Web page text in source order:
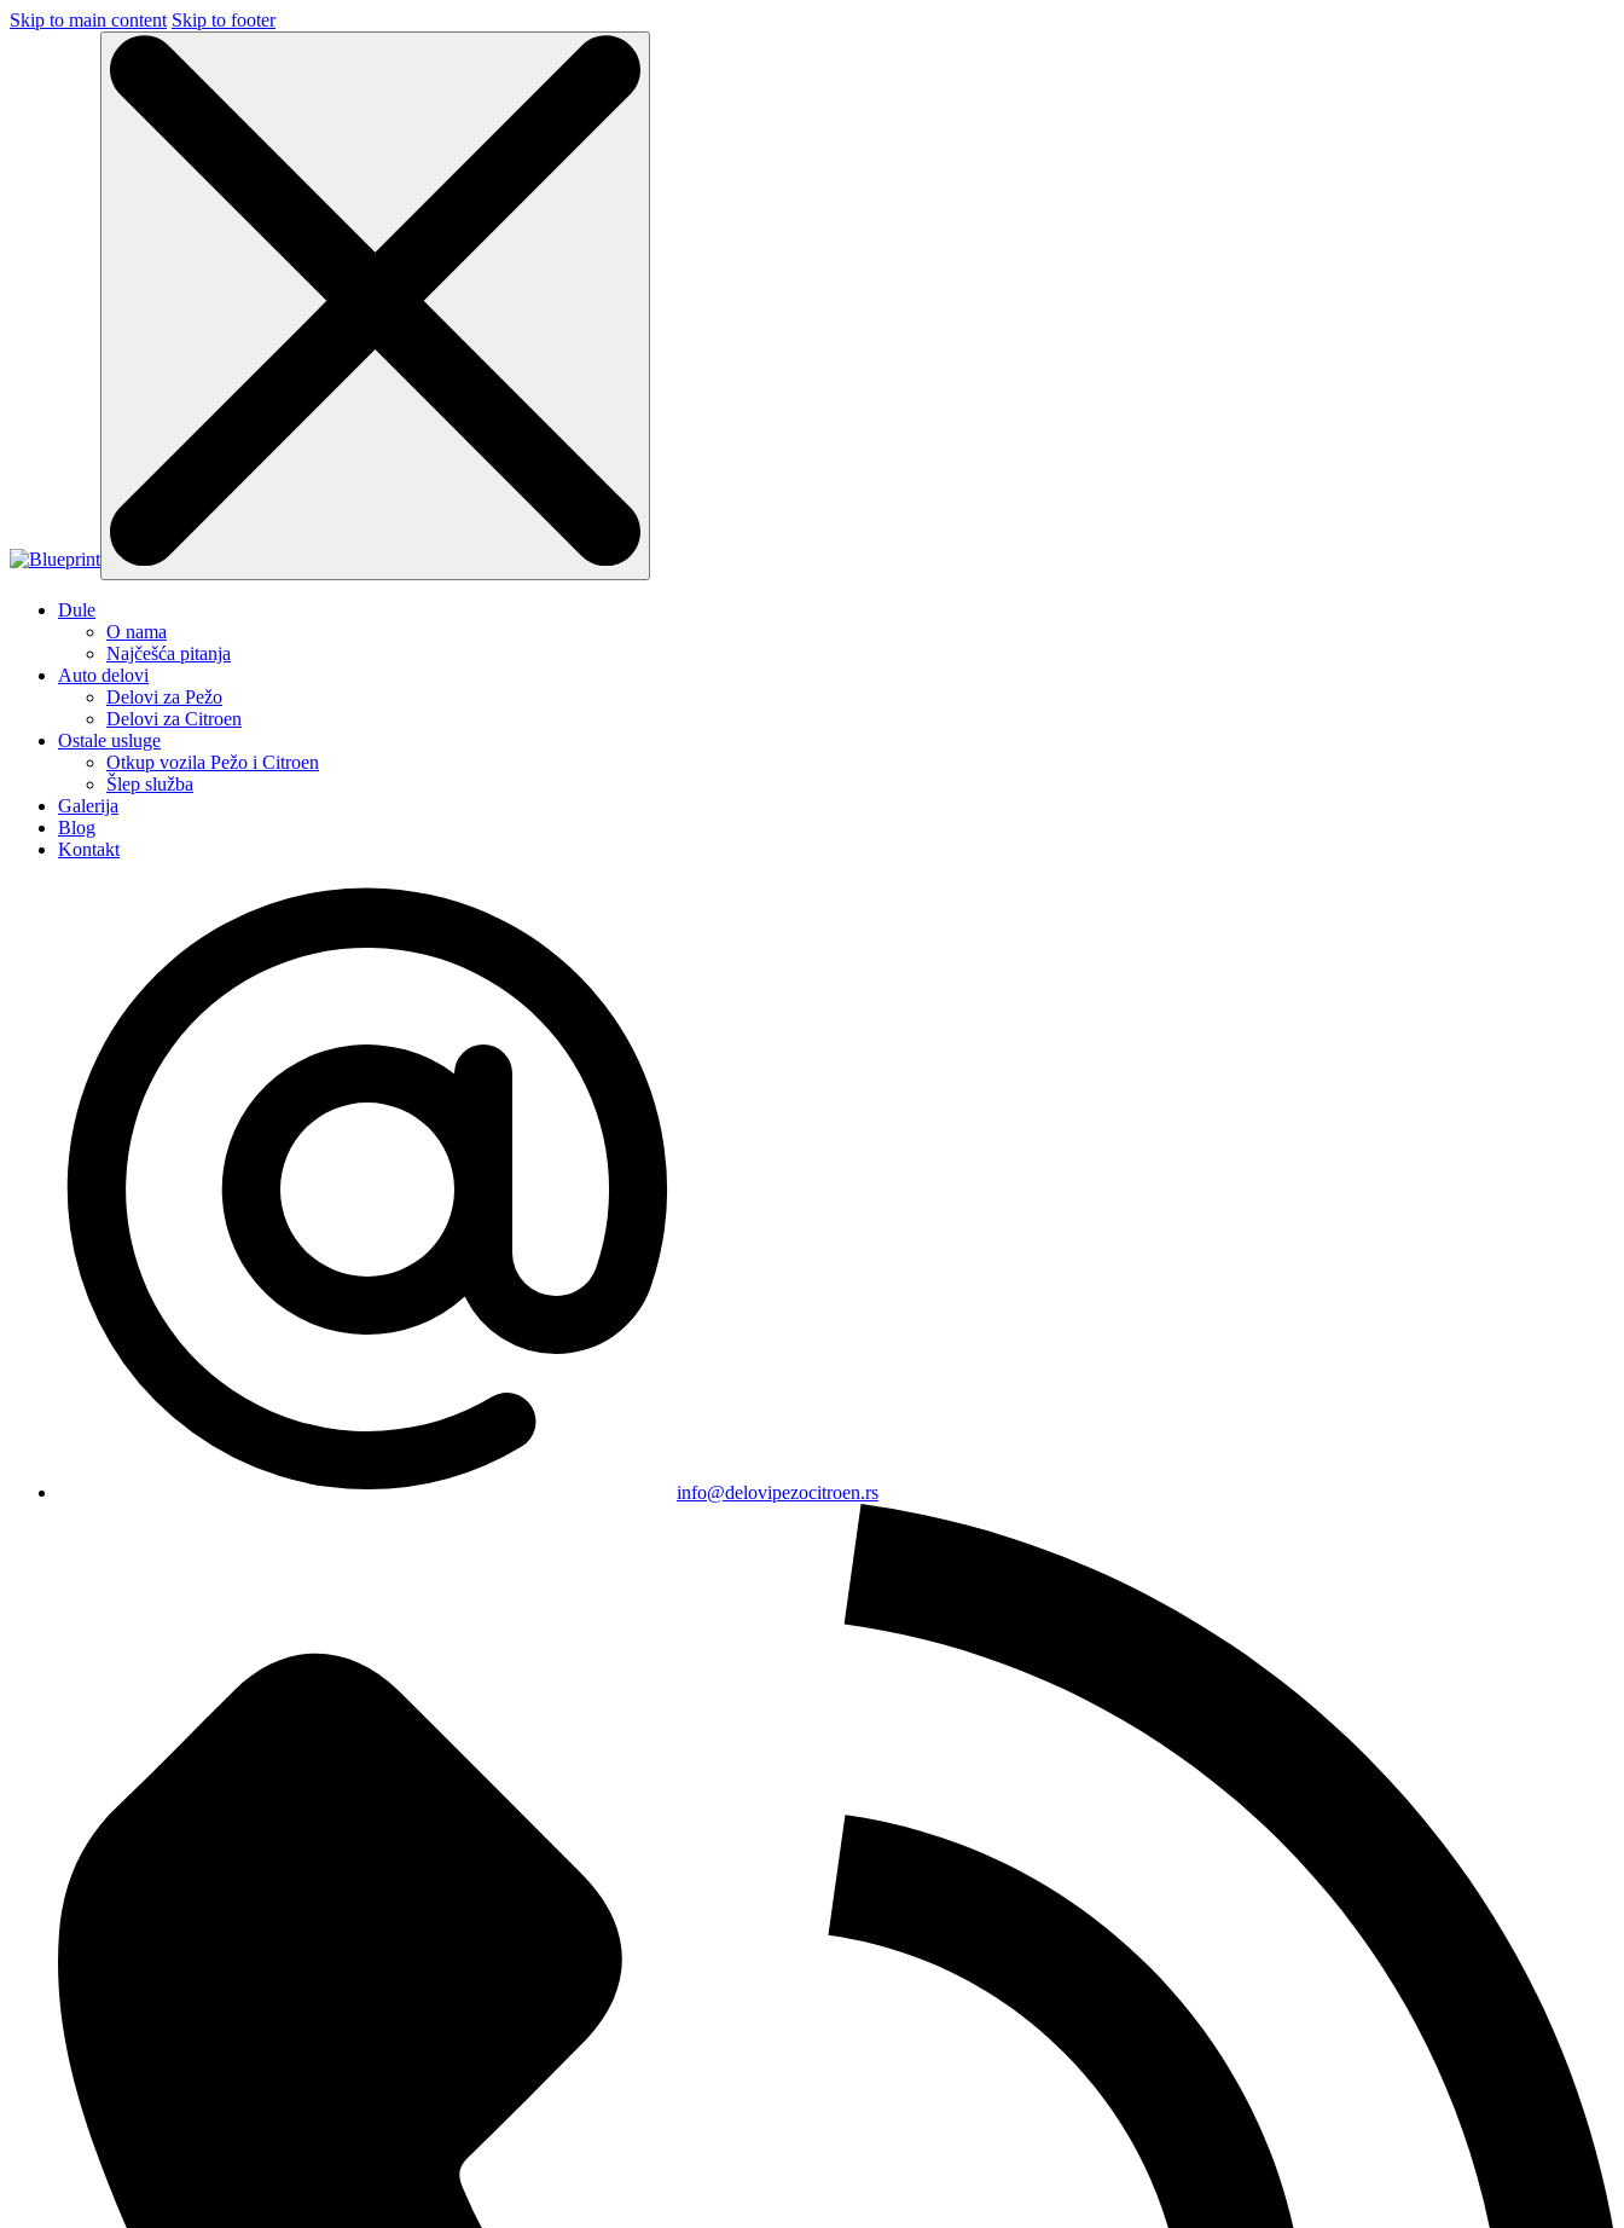
Skip to main content Skip to footer
Dule
O nama
Najčešća pitanja
Auto delovi
Delovi za Pežo
Delovi za Citroen
Ostale usluge
Otkup vozila Pežo i Citroen
Šlep služba
Galerija
Blog
Kontakt
info@delovipezocitroen.rs